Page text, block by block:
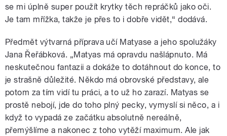
se mi úplně super použít krytky těch repráčků jako oči.
Je tam mřížka, takže je přes to i dobře vidět,“ dodává.
Předmět výtvarná příprava učí Matyase a jeho spolužáky
Jana Řeřábková. „Matyas má opravdu našlápnuto. Má
neskutečnou fantazii a dokáže to dotáhnout do konce, to
je strašně důležité. Někdo má obrovské představy, ale
potom za tím vidí tu práci, a to už ho zarazí. Matyas se
prostě nebojí, jde do toho plný pecky, vymyslí si něco, a i
když to vypadá ze začátku absolutně nereálně,
přemýšlíme a nakonec z toho vytěží maximum. Ale jak